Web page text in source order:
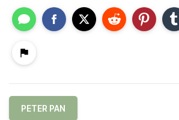
PETER PAN